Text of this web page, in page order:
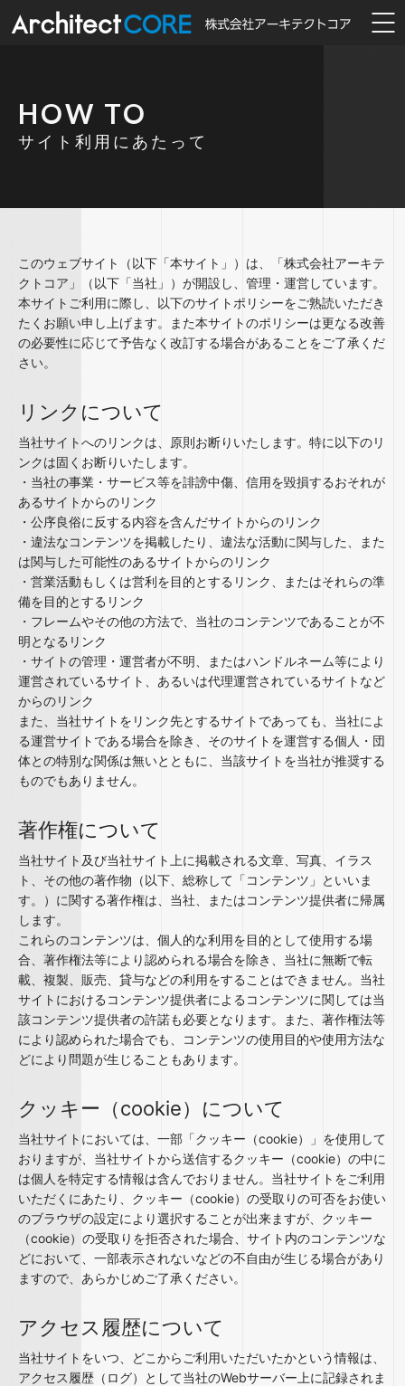
HOW TO
サイト利用にあたって
このウェブサイト（以下「本サイト」）は、「株式会社アーキテ
クトコア」（以下「当社」）が開設し、管理・運営しています。
本サイトご利用に際し、以下のサイトポリシーをご熟読いただき
たくお願い申し上げます。また本サイトのポリシーは更なる改善
の必要性に応じて予告なく改訂する場合があることをご了承くだ
さい。
リンクについて
当社サイトへのリンクは、原則お断りいたします。特に以下のリ
ンクは固くお断りいたします。
・当社の事業・サービス等を誹謗中傷、信用を毀損するおそれが
あるサイトからのリンク
・公序良俗に反する内容を含んだサイトからのリンク
・違法なコンテンツを掲載したり、違法な活動に関与した、また
は関与した可能性のあるサイトからのリンク
・営業活動もしくは営利を目的とするリンク、またはそれらの準
備を目的とするリンク
・フレームやその他の方法で、当社のコンテンツであることが不
明となるリンク
・サイトの管理・運営者が不明、またはハンドルネーム等により
運営されているサイト、あるいは代理運営されているサイトなど
からのリンク
また、当社サイトをリンク先とするサイトであっても、当社によ
る運営サイトである場合を除き、そのサイトを運営する個人・団
体との特別な関係は無いとともに、当該サイトを当社が推奨する
ものでもありません。
著作権について
当社サイト及び当社サイト上に掲載される文章、写真、イラス
ト、その他の著作物（以下、総称して「コンテンツ」といいま
す。）に関する著作権は、当社、またはコンテンツ提供者に帰属
します。
これらのコンテンツは、個人的な利用を目的として使用する場
合、著作権法等により認められる場合を除き、当社に無断で転
載、複製、販売、貸与などの利用をすることはできません。当社
サイトにおけるコンテンツ提供者によるコンテンツに関しては当
該コンテンツ提供者の許諾も必要となります。また、著作権法等
により認められた場合でも、コンテンツの使用目的や使用方法な
どにより問題が生じることもあります。
クッキー（cookie）について
当社サイトにおいては、一部「クッキー（cookie）」を使用して
おりますが、当社サイトから送信するクッキー（cookie）の中に
は個人を特定する情報は含んでおりません。当社サイトをご利用
いただくにあたり、クッキー（cookie）の受取りの可否をお使い
のブラウザの設定により選択することが出来ますが、クッキー
（cookie）の受取りを拒否された場合、サイト内のコンテンツな
どにおいて、一部表示されないなどの不自由が生じる場合があり
ますので、あらかじめご了承ください。
アクセス履歴について
当社サイトをいつ、どこからご利用いただいたかという情報は、
アクセス履歴（ログ）として当社のWebサーバー上に記録されま